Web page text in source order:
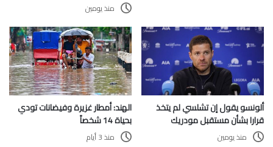
منذ يومين
ألونسو يقول إن تشلسي لم يتخذ
قرارا بشأن مستقبل مودريك
منذ يومين
الهند: أمطار غزيرة وفيضانات تودي
بحياة 14 شخصاً
منذ 3 أيام